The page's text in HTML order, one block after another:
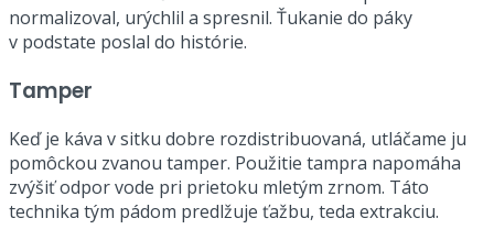
normalizoval, urýchlil a spresnil. Ťukanie do páky
v podstate poslal do histórie.
Tamper
Keď je káva v sitku dobre rozdistribuovaná, utláčame ju
pomôckou zvanou tamper. Použitie tampra napomáha
zvýšiť odpor vode pri prietoku mletým zrnom. Táto
technika tým pádom predlžuje ťažbu, teda extrakciu.